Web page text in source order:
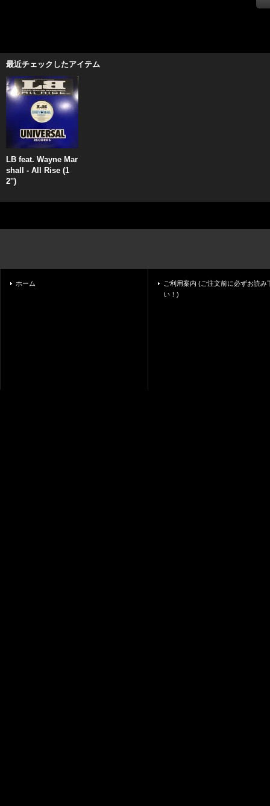
最近チェックしたアイテム
LB feat. Wayne Mar
shall - All Rise (1
2'')
ホーム
ご利用案内 (ご注文前に必ずお読み
い！)